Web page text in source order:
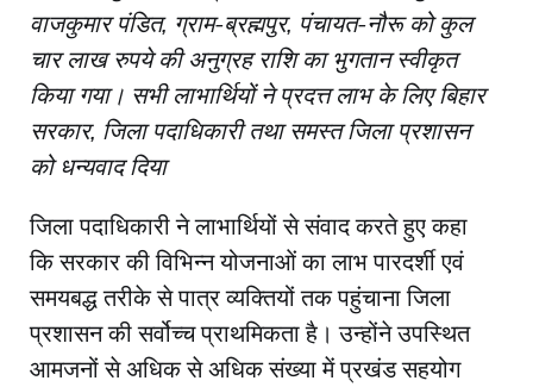
वाजकुमार पंडित, ग्राम-ब्रह्मपुर, पंचायत-नौरू को कुल
चार लाख रुपये की अनुग्रह राशि का भुगतान स्वीकृत
किया गया। सभी लाभार्थियों ने प्रदत्त लाभ के लिए बिहार
सरकार, जिला पदाधिकारी तथा समस्त जिला प्रशासन
को धन्यवाद दिया
जिला पदाधिकारी ने लाभार्थियों से संवाद करते हुए कहा
कि सरकार की विभिन्न योजनाओं का लाभ पारदर्शी एवं
समयबद्ध तरीके से पात्र व्यक्तियों तक पहुंचाना जिला
प्रशासन की सर्वोच्च प्राथमिकता है। उन्होंने उपस्थित
आमजनों से अधिक से अधिक संख्या में प्रखंड सहयोग